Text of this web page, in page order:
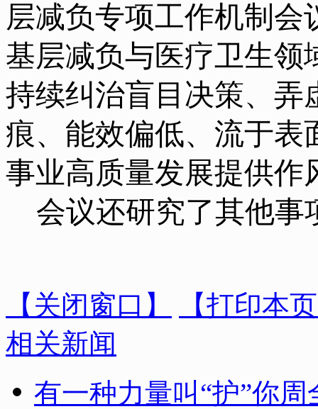
层减负专项工作机制
基层减负与医疗卫生领
持续纠治盲目决策、弄
痕、能效偏低、流于表
事业高质量发展提供作
会议还研究了其他事
【关闭窗口】
【打印本
相关新闻
有一种力量叫“护”你